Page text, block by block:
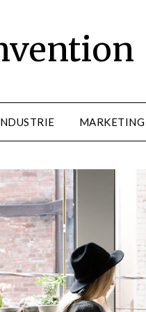
MARKETING